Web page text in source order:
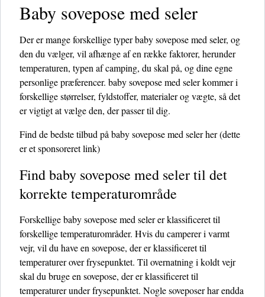
Baby sovepose med seler
Der er mange forskellige typer baby sovepose med seler, og
den du vælger, vil afhænge af en række faktorer, herunder
temperaturen, typen af ​​camping, du skal på, og dine egne
personlige præferencer. baby sovepose med seler kommer i
forskellige størrelser, fyldstoffer, materialer og vægte, så det
er vigtigt at vælge den, der passer til dig.
Find de bedste tilbud på baby sovepose med seler her(dette
er et sponsoreret link)
Find baby sovepose med seler til det
korrekte temperaturområde
Forskellige baby sovepose med seler er klassificeret til
forskellige temperaturområder. Hvis du camperer i varmt
vejr, vil du have en sovepose, der er klassificeret til
temperaturer over frysepunktet. Til overnatning i koldt vejr
skal du bruge en sovepose, der er klassificeret til
temperaturer under frysepunktet. Nogle soveposer har endda